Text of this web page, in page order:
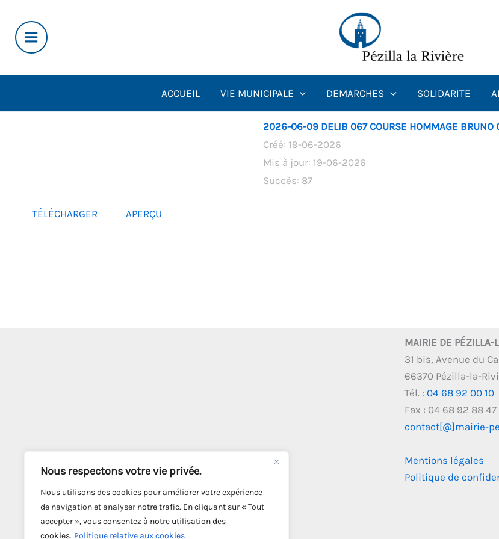
Nous respectons votre vie privée.
Nous utilisons des cookies pour améliorer votre expérience
de navigation et analyser notre trafic. En cliquant sur « Tout
accepter », vous consentez à notre utilisation des
cookies. Politique relative aux cookies
contenu
ACCUEIL VIE MUNICIPALE DEMARCHES SOLIDARITE
2026-06-09 DELIB 067 COURSE HOMMAGE BRUNO
Créé: 19-06-2026
Mis à jour: 19-06-2026
Succès: 87
TÉLÉCHARGER APERÇU
MAIRIE DE PÉZILLA-
31 bis, Avenue du
66370 Pézilla-la-
Tél. : 04 68 92 00 10
Fax : 04 68 92 88 47
contact[@]mairie-
Mentions légales
Politique de